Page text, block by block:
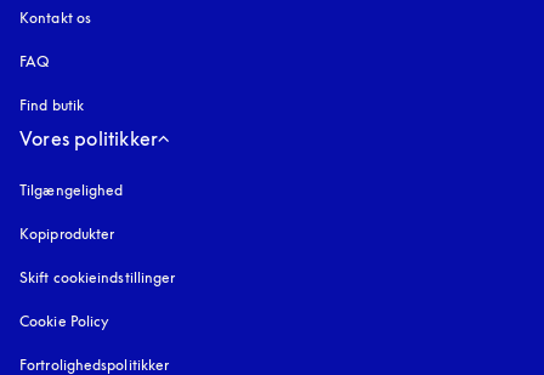
Kontakt os
FAQ
Find butik
Vores politikker
Tilgængelighed
Kopiprodukter
Skift cookieindstillinger
Cookie Policy
Fortrolighedspolitikker